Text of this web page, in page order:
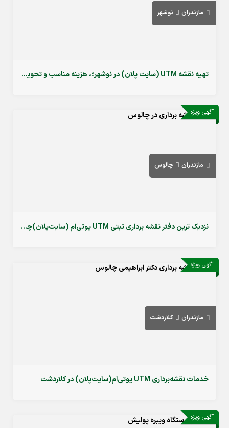
مازندران نوشهر
تهیه نقشه UTM (سایت پلان) در نوشهر؛، هزینه مناسب و تحویل فوری
آگهی ویژه
مازندران چالوس
نزدیک ترین دفتر نقشه برداری ثبتی UTM یوتی‌ام (سایت‌پلان)چالوس
آگهی ویژه
مازندران کلاردشت
خدمات نقشه‌برداری UTM یو‌تی‌ام(سایت‌پلان) در کلاردشت
آگهی ویژه